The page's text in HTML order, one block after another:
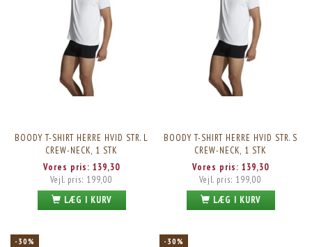
BOODY T-SHIRT HERRE HVID STR. L
CREW-NECK, 1 STK
Vores pris: 139,30
Vejl. pris: 199,00
LÆG I KURV
BOODY T-SHIRT HERRE HVID STR. S
CREW-NECK, 1 STK
Vores pris: 139,30
Vejl. pris: 199,00
LÆG I KURV
-30% -30%